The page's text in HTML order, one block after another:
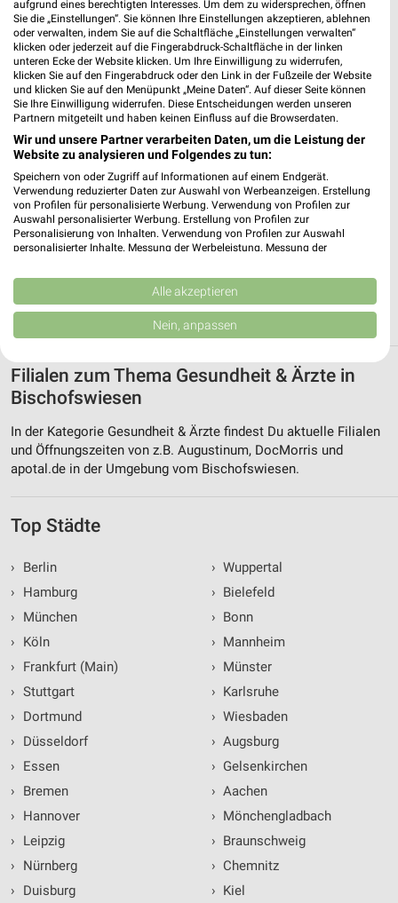
0 km
Diabetes-Flyer
ALLE PROSPEKTE
Filialen zum Thema Gesundheit & Ärzte in
Bischofswiesen
In der Kategorie Gesundheit & Ärzte findest Du aktuelle Filialen
und Öffnungszeiten von z.B. Augustinum, DocMorris und
apotal.de in der Umgebung vom Bischofswiesen.
Top Städte
›
Berlin
›
Hamburg
›
München
›
Köln
›
Frankfurt (Main)
› Stuttgart
›
Dortmund
›
Düsseldorf
›
Essen
›
Bremen
›
Hannover
›
Leipzig
›
Nürnberg
›
Duisburg
› Wuppertal
› Bielefeld
› Bonn
› Mannheim
› Münster
› Karlsruhe
› Wiesbaden
› Augsburg
› Gelsenkirchen
› Aachen
› Mönchengladbach
› Braunschweig
› Chemnitz
› Kiel
aufgrund eines berechtigten Interesses. Um dem zu widersprechen, öffnen
Sie die „Einstellungen“. Sie können Ihre Einstellungen akzeptieren, ablehnen
oder verwalten, indem Sie auf die Schaltfläche „Einstellungen verwalten“
klicken oder jederzeit auf die Fingerabdruck-Schaltfläche in der linken
unteren Ecke der Website klicken. Um Ihre Einwilligung zu widerrufen,
klicken Sie auf den Fingerabdruck oder den Link in der Fußzeile der Website
und klicken Sie auf den Menüpunkt „Meine Daten“. Auf dieser Seite können
Sie Ihre Einwilligung widerrufen. Diese Entscheidungen werden unseren
Partnern mitgeteilt und haben keinen Einfluss auf die Browserdaten.
Wir und unsere Partner verarbeiten Daten, um die Leistung der
Website zu analysieren und Folgendes zu tun:
Speichern von oder Zugriff auf Informationen auf einem Endgerät.
Verwendung reduzierter Daten zur Auswahl von Werbeanzeigen. Erstellung
von Profilen für personalisierte Werbung. Verwendung von Profilen zur
Auswahl personalisierter Werbung. Erstellung von Profilen zur
Personalisierung von Inhalten. Verwendung von Profilen zur Auswahl
personalisierter Inhalte. Messung der Werbeleistung. Messung der
Kombinationen von Daten aus verschiedenen Quellen. Entwicklung und
Verbesserung der Angebote. Verwendung reduzierter Daten zur Auswahl
von Inhalten.
Daten können außerhalb der Europäischen Union weitergegeben und in die
USA gesendet werden.
Website/App.
Partnerliste anzeigen (1 IAB-Anbieter)
IAB-Verarbeitungszwecke:
Speichern von oder Zugriff auf Informationen
auf einem Endgerät
Werbeanzeigen
Erstellung von Profilen für personalisierte
Verwendung von Profilen zur Auswahl
Erstellung von Profilen zur Personalisierung
Verwendung von Profilen zur Auswahl
personalisierter Inhalte
Messung der Werbeleistung
Analyse von Zielgruppen durch Statistiken oder
Kombinationen von Daten aus verschiedenen
Quellen
Alle akzeptieren
Nein, anpassen